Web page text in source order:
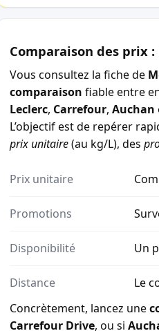
Comparaison des prix
Vous consultez la fiche de
comparaison fiable entre
Leclerc, Carrefour, Auchan
L’objectif est de repérer
prix unitaire(au kg/L), des
Prix unitaire
Promotions
Disponibilité Un
Distance
Le
Concrètement, lancez une
Carrefour Drive, ou si